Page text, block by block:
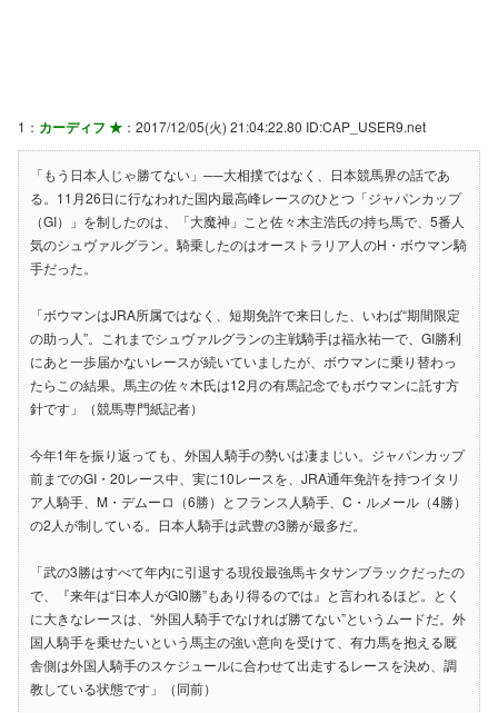
1： カーディフ ★ ：2017/12/05(火) 21:04:22.80 ID:CAP_USER9.net
「もう日本人じゃ勝てない」──大相撲ではなく、日本競馬界の話であ
る。11月26日に行なわれた国内最高峰レースのひとつ「ジャパンカップ
（GI）」を制したのは、「大魔神」こと佐々木主浩氏の持ち馬で、5番人
気のシュヴァルグラン。騎乗したのはオーストラリア人のH・ボウマン騎
手だった。
「ボウマンはJRA所属ではなく、短期免許で来日した、いわば“期間限定
の助っ人”。これまでシュヴァルグランの主戦騎手は福永祐一で、GI勝利
にあと一歩届かないレースが続いていましたが、ボウマンに乗り替わっ
たらこの結果。馬主の佐々木氏は12月の有馬記念でもボウマンに託す方
針です」（競馬専門紙記者）
今年1年を振り返っても、外国人騎手の勢いは凄まじい。ジャパンカップ
前までのGI・20レース中、実に10レースを、JRA通年免許を持つイタリ
ア人騎手、M・デムーロ（6勝）とフランス人騎手、C・ルメール（4勝）
の2人が制している。日本人騎手は武豊の3勝が最多だ。
「武の3勝はすべて年内に引退する現役最強馬キタサンブラックだったの
で、『来年は“日本人がGI0勝”もあり得るのでは』と言われるほど。とく
に大きなレースは、“外国人騎手でなければ勝てない”というムードだ。外
国人騎手を乗せたいという馬主の強い意向を受けて、有力馬を抱える厩
舎側は外国人騎手のスケジュールに合わせて出走するレースを決め、調
教している状態です」（同前）